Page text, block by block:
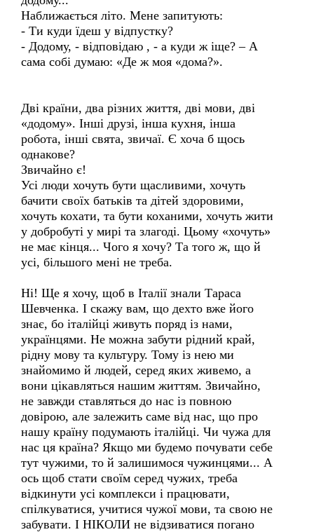
Наближається літо. Мене запитують:
- Ти куди їдеш у відпустку?
- Додому, - відповідаю , - а куди ж іще? – А
сама собі думаю: «Де ж моя «дома?».
Дві країни, два різних життя, дві мови, дві
«додому». Інші друзі, інша кухня, інша
робота, інші свята, звичаї. Є хоча б щось
однакове?
Звичайно є!
Усі люди хочуть бути щасливими, хочуть
бачити своїх батьків та дітей здоровими,
хочуть кохати, та бути коханими, хочуть жити
у добробуті у мирі та злагоді. Цьому «хочуть»
не має кінця... Чого я хочу? Та того ж, що й
усі, більшого мені не треба.
Ні! Ще я хочу, щоб в Італії знали Тараса
Шевченка. І скажу вам, що дехто вже його
знає, бо італійці живуть поряд із нами,
українцями. Не можна забути рідний край,
рідну мову та культуру. Тому із нею ми
знайомимо й людей, серед яких живемо, а
вони цікавляться нашим життям. Звичайно,
не завжди ставляться до нас із повною
довірою, але залежить саме від нас, що про
нашу країну подумають італійці. Чи чужа для
нас ця країна? Якщо ми будемо почувати себе
тут чужими, то й залишимося чужинцями... А
ось щоб стати своїм серед чужих, треба
відкинути усі комплекси і працювати,
спілкуватися, учитися чужої мови, та свою не
забувати. І НІКОЛИ не відзиватися погано